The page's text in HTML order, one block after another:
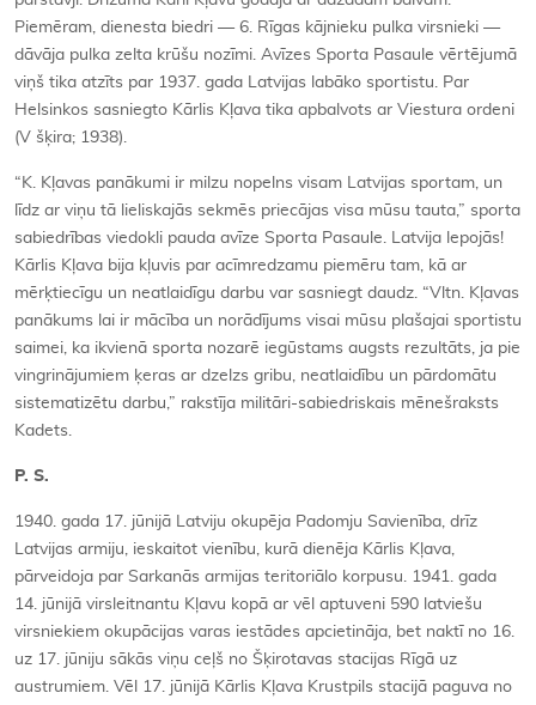
Piemēram, dienesta biedri — 6. Rīgas kājnieku pulka virsnieki —
dāvāja pulka zelta krūšu nozīmi. Avīzes Sporta Pasaule vērtējumā
viņš tika atzīts par 1937. gada Latvijas labāko sportistu. Par
Helsinkos sasniegto Kārlis Kļava tika apbalvots ar Viestura ordeni
(V šķira; 1938).
“K. Kļavas panākumi ir milzu nopelns visam Latvijas sportam, un
līdz ar viņu tā lieliskajās sekmēs priecājas visa mūsu tauta,” sporta
sabiedrības viedokli pauda avīze Sporta Pasaule. Latvija lepojās!
Kārlis Kļava bija kļuvis par acīmredzamu piemēru tam, kā ar
mērķtiecīgu un neatlaidīgu darbu var sasniegt daudz. “Vltn. Kļavas
panākums lai ir mācība un norādījums visai mūsu plašajai sportistu
saimei, ka ikvienā sporta nozarē iegūstams augsts rezultāts, ja pie
vingrinājumiem ķeras ar dzelzs gribu, neatlaidību un pārdomātu
sistematizētu darbu,” rakstīja militāri-sabiedriskais mēnešraksts
Kadets.
P. S.
1940. gada 17. jūnijā Latviju okupēja Padomju Savienība, drīz
Latvijas armiju, ieskaitot vienību, kurā dienēja Kārlis Kļava,
pārveidoja par Sarkanās armijas teritoriālo korpusu. 1941. gada
14. jūnijā virsleitnantu Kļavu kopā ar vēl aptuveni 590 latviešu
virsniekiem okupācijas varas iestādes apcietināja, bet naktī no 16.
uz 17. jūniju sākās viņu ceļš no Šķirotavas stacijas Rīgā uz
austrumiem. Vēl 17. jūnijā Kārlis Kļava Krustpils stacijā paguva no